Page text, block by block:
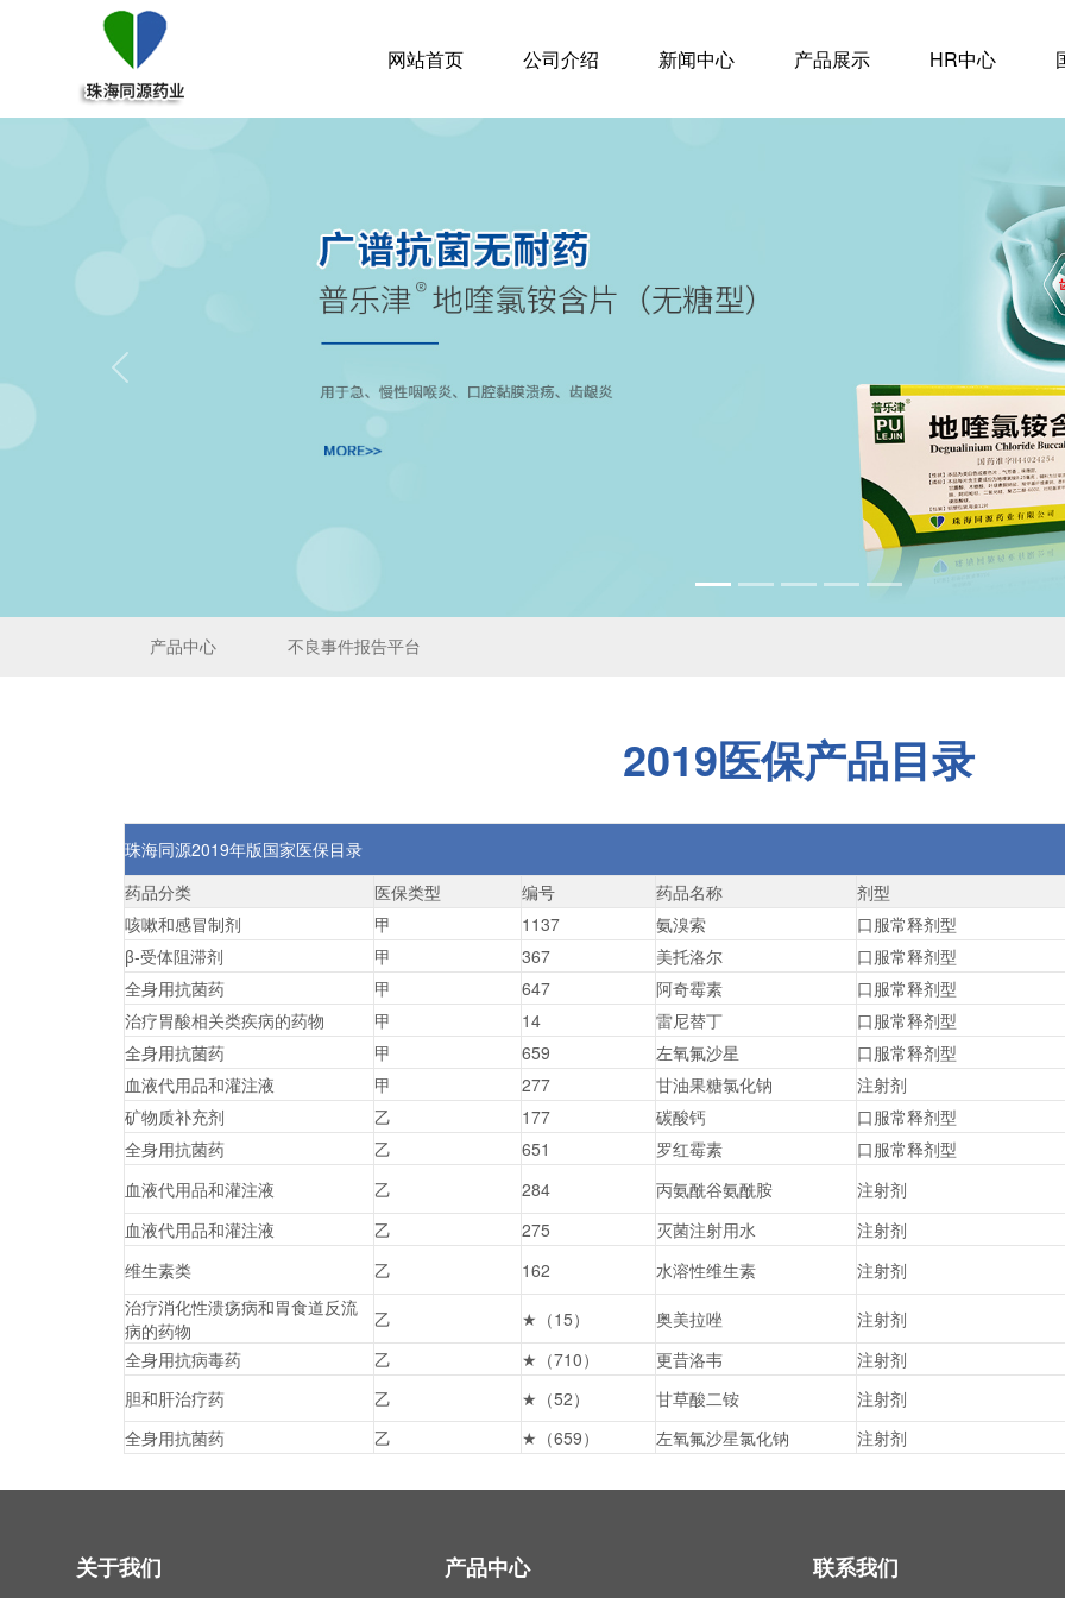
网站首页 公司介绍 新闻中心 产品展示 HR中心
Previous
产品中心 不良事件报告平台
2019医保产品目录
珠海同源2019年版国家医保目录
药品分类
医保类型 编号 药品名称
剂型
咳嗽和感冒制剂
甲 1137 氨溴索
口服常释剂型
β-受体阻滞剂
甲 367 美托洛尔
口服常释剂型
全身用抗菌药
甲 647 阿奇霉素
口服常释剂型
治疗胃酸相关类疾病的药物
甲 14 雷尼替丁
口服常释剂型
全身用抗菌药
甲 659 左氧氟沙星
口服常释剂型
血液代用品和灌注液
甲 277 甘油果糖氯化钠
注射剂
矿物质补充剂
乙 177 碳酸钙
口服常释剂型
全身用抗菌药
乙 651 罗红霉素
口服常释剂型
血液代用品和灌注液
乙 284 丙氨酰谷氨酰胺
注射剂
血液代用品和灌注液
乙 275 灭菌注射用水
注射剂
维生素类
乙 162 水溶性维生素
注射剂
治疗消化性溃疡病和胃食道反流
病的药物
乙 ★（15） 奥美拉唑
注射剂
全身用抗病毒药
乙 ★（710） 更昔洛韦
注射剂
胆和肝治疗药
乙 ★（52） 甘草酸二铵
注射剂
全身用抗菌药
乙 ★（659） 左氧氟沙星氯化钠 注射剂
关于我们 产品中心 联系我们